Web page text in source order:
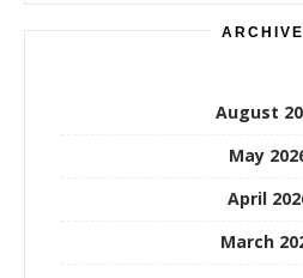
August
May
April
March